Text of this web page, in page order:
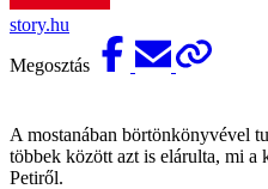
story.hu
Megosztás
A mostanában börtönkönyvével
többek között azt is elárulta, mi a
Petiről.